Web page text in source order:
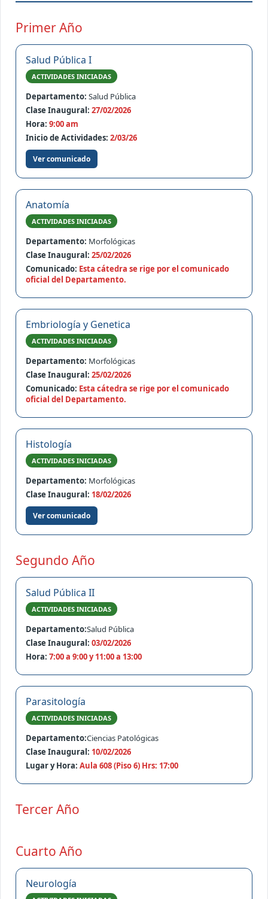
Primer Año
Salud Pública I
ACTIVIDADES INICIADAS
Departamento: Salud Pública
Clase Inaugural: 27/02/2026
Hora: 9:00 am
Inicio de Actividades: 2/03/26
Ver comunicado
Anatomía
ACTIVIDADES INICIADAS
Departamento: Morfológicas
Clase Inaugural: 25/02/2026
Comunicado: Esta cátedra se rige por el comunicado
oficial del Departamento.
Embriología y Genetica
ACTIVIDADES INICIADAS
Departamento: Morfológicas
Clase Inaugural: 25/02/2026
Comunicado: Esta cátedra se rige por el comunicado
oficial del Departamento.
Histología
ACTIVIDADES INICIADAS
Departamento: Morfológicas
Clase Inaugural: 18/02/2026
Ver comunicado
Segundo Año
Salud Pública II
ACTIVIDADES INICIADAS
Departamento:Salud Pública
Clase Inaugural: 03/02/2026
Hora: 7:00 a 9:00 y 11:00 a 13:00
Parasitología
ACTIVIDADES INICIADAS
Departamento:Ciencias Patológicas
Clase Inaugural: 10/02/2026
Lugar y Hora: Aula 608 (Piso 6) Hrs: 17:00
Tercer Año
Cuarto Año
Neurología